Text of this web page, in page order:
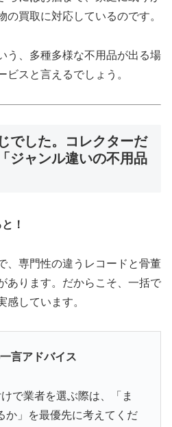
の買取に対応しているのです。
う、多種多様な不用品が出る場
スと言えるでしょう。
でした。コレクターだ
ジャンル違いの不用品
！
、専門性の違うレコードと骨董
あります。だからこそ、一括で
感しています。
言アドバイス
で業者を選ぶ際は、「ま
か」を最優先に考えてくだ